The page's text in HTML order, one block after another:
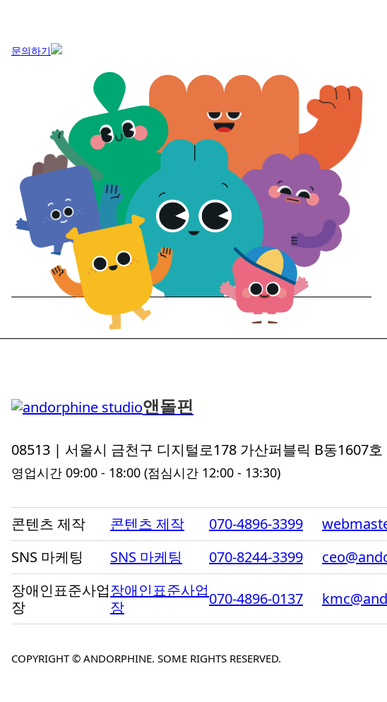
문의하기
앤돌핀
08513 | 서울시 금천구 디지털로178 가산퍼블릭 B동1607호
영업시간 09:00 - 18:00 (점심시간 12:00 - 13:30)
콘텐츠 제작 콘텐츠 제작 070-4896-3399
SNS 마케팅
SNS 마케팅 070-8244-3399
장애인표준사업
장
장애인표준사업
장
070-4896-0137
COPYRIGHT © ANDORPHINE. SOME RIGHTS RESERVED.